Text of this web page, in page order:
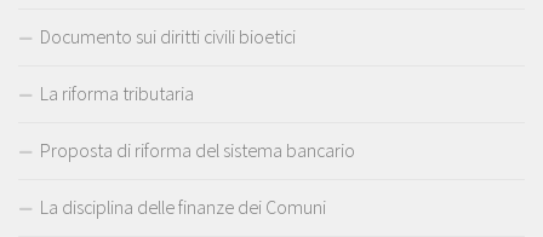
Documento sui diritti civili bioetici
La riforma tributaria
Proposta di riforma del sistema bancario
La disciplina delle finanze dei Comuni